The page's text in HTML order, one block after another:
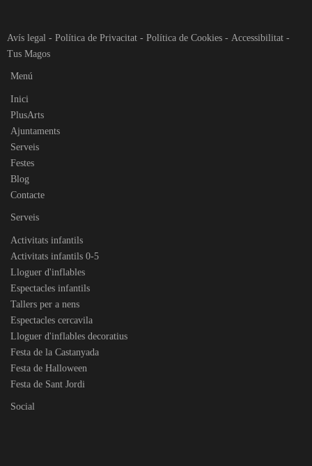
Avís legal - Política de Privacitat - Política de Cookies - Accessibilitat -
Tus Magos
Menú
Inici
PlusArts
Ajuntaments
Serveis
Festes
Blog
Contacte
Serveis
Activitats infantils
Activitats infantils 0-5
Lloguer d'inflables
Espectacles infantils
Tallers per a nens
Espectacles cercavila
Lloguer d'inflables decoratius
Festa de la Castanyada
Festa de Halloween
Festa de Sant Jordi
Social